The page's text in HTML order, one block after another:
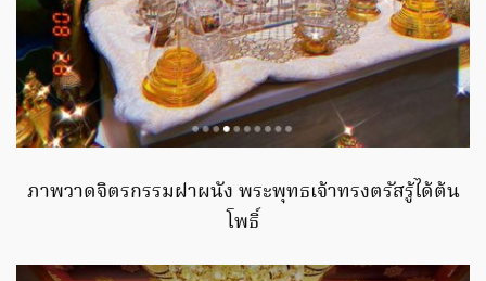
ภาพวาดจิตรกรรมฝาผนัง พระพุทธเจ้าทรงตรัสรู้ได้ต้น
โพธิ์